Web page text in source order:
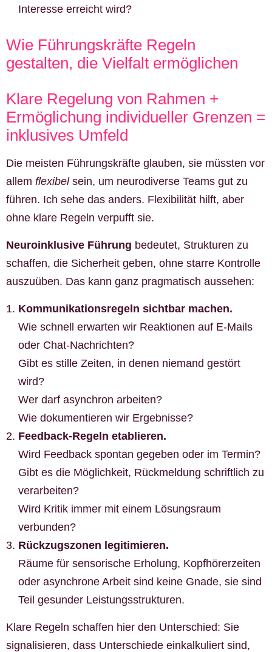
Interesse erreicht wird?
Wie Führungskräfte Regeln
gestalten, die Vielfalt ermöglichen
Klare Regelung von Rahmen +
Ermöglichung individueller Grenzen =
inklusives Umfeld
Die meisten Führungskräfte glauben, sie müssten vor
allem flexibelsein, um neurodiverse Teams gut zu
führen. Ich sehe das anders. Flexibilität hilft, aber
ohne klare Regeln verpufft sie.
Neuroinklusive Führung bedeutet, Strukturen zu
schaffen, die Sicherheit geben, ohne starre Kontrolle
auszuüben. Das kann ganz pragmatisch aussehen:
Kommunikationsregeln sichtbar machen.
Wie schnell erwarten wir Reaktionen auf E-Mails
oder Chat-Nachrichten?
Gibt es stille Zeiten, in denen niemand gestört
wird?
Wer darf asynchron arbeiten?
Wie dokumentieren wir Ergebnisse?
Feedback-Regeln etablieren.
Wird Feedback spontan gegeben oder im Termin?
Gibt es die Möglichkeit, Rückmeldung schriftlich zu
verarbeiten?
Wird Kritik immer mit einem Lösungsraum
verbunden?
Rückzugszonen legitimieren.
Räume für sensorische Erholung, Kopfhörerzeiten
oder asynchrone Arbeit sind keine Gnade, sie sind
Teil gesunder Leistungsstrukturen.
Klare Regeln schaffen hier den Unterschied: Sie
signalisieren, dass Unterschiede einkalkuliert sind,